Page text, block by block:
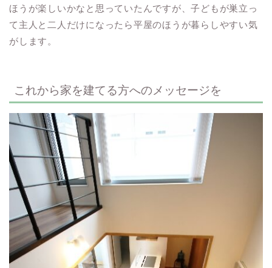
ほうが楽しいかなと思っていたんですが、子どもが巣立っ
て主人と二人だけになったら平屋のほうが暮らしやすい気
がします。
これから家を建てる方へのメッセージを